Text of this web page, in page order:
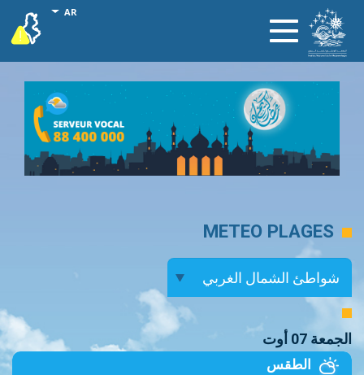
تجاوز
المحتوى
Toggle
navigation
AR
actions
vigilance
METEO PLAGES
الجمعة 07 أوت
الطقس